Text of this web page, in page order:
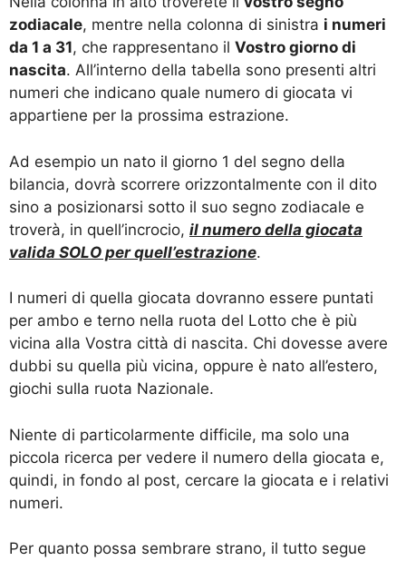
zodiacale, mentre nella colonna di sinistra i numeri
da 1 a 31, che rappresentano il Vostro giorno di
nascita. All’interno della tabella sono presenti altri
numeri che indicano quale numero di giocata vi
appartiene per la prossima estrazione.
Ad esempio un nato il giorno 1 del segno della
bilancia, dovrà scorrere orizzontalmente con il dito
sino a posizionarsi sotto il suo segno zodiacale e
troverà, in quell’incrocio, il numero della giocata
valida SOLO per quell’estrazione.
I numeri di quella giocata dovranno essere puntati
per ambo e terno nella ruota del Lotto che è più
vicina alla Vostra città di nascita. Chi dovesse avere
dubbi su quella più vicina, oppure è nato all’estero,
giochi sulla ruota Nazionale.
Niente di particolarmente difficile, ma solo una
piccola ricerca per vedere il numero della giocata e,
quindi, in fondo al post, cercare la giocata e i relativi
numeri.
Per quanto possa sembrare strano, il tutto segue